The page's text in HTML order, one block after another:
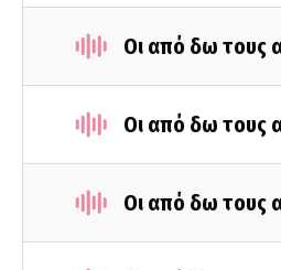
Οι από δω τους
Οι από δω τους
Οι από δω τους